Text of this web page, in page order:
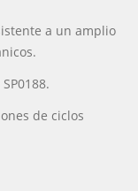
a un amplio
de ciclos